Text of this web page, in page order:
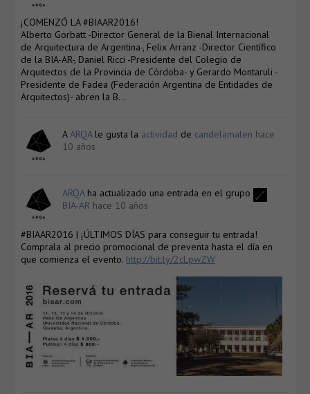
¡COMENZÓ LA #BIAAR2016!
Alberto Gorbatt -Director General de la Bienal Internacional
de Arquitectura de Argentina-, Felix Arranz -Director Científico
de la BIA-AR-, Daniel Ricci -Presidente del Colegio de
Arquitectos de la Provincia de Córdoba- y Gerardo Montaruli -
Presidente de Fadea (Federación Argentina de Entidades de
Arquitectos)- abren la B…
AARQAle gusta la actividad de candelamalen hace
10 años
ARQAha actualizado una entrada en el grupo
BIA-AR hace 10 años
#BIAAR2016 | ¡ÚLTIMOS DÍAS para conseguir tu entrada!
Comprala al precio promocional de preventa hasta el día en
que comienza el evento. http://bit.ly/2cLpwZW